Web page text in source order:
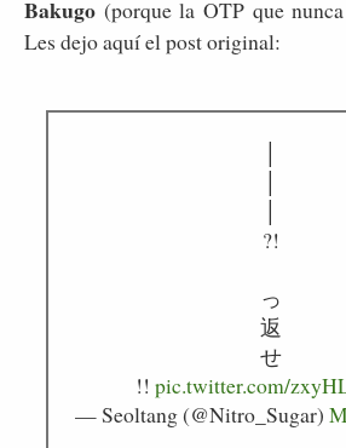
Bakugo (porque la OTP que
Les dejo aquí el post original:
?!
っ
返
せ
!! pic.twitter.com/
— Seoltang (@Nitro_Sugar)